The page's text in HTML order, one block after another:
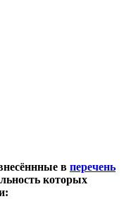
в перечень
которых